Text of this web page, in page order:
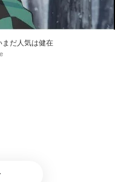
まだ人気は健在